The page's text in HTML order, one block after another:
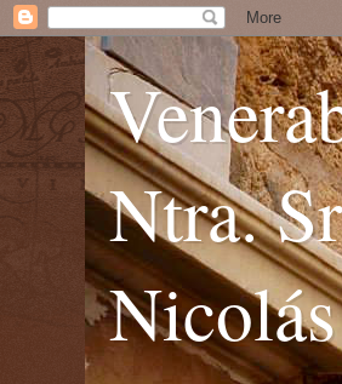
Ntra.